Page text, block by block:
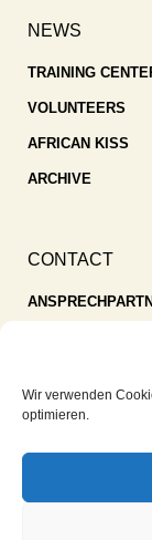
Wir verwenden
optimieren.
NEWS
TRAINING
VOLUNTEERS
AFRICAN KISS
ARCHIVE
CONTACT
IMPRESSUM
COOKIE-